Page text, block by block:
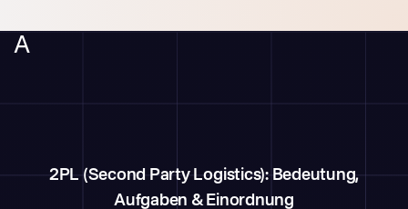
A
2PL (Second Party Logistics): Bedeutung,
Aufgaben & Einordnung